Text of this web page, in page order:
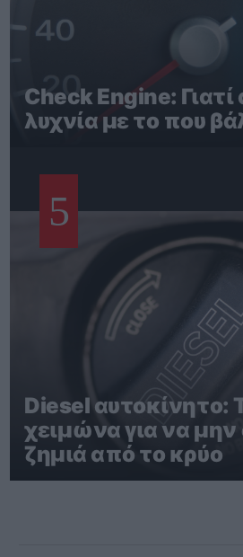
Check Engine: Γιατί
λυχνία με το που
5
Diesel αυτοκίνητο:
χειμώνα για να μην
ζημιά από το κρύο